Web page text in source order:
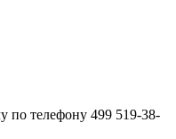
по телефону 499 519-38-